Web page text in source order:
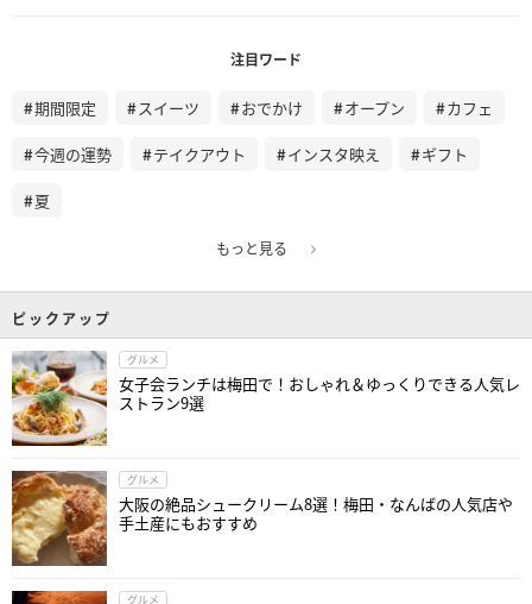
注目ワード
期間限定 スイーツ おでかけ オープン カフェ
今週の運勢 テイクアウト インスタ映え ギフト
夏
もっと見る
ピックアップ
グルメ
女子会ランチは梅田で！おしゃれ＆ゆっくりできる人気レ
ストラン9選
グルメ
大阪の絶品シュークリーム8選！梅田・なんばの人気店や
手土産にもおすすめ
グルメ